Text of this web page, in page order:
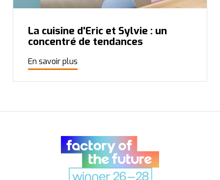
La cuisine d'Eric et Sylvie : un
concentré de tendances
En savoir plus